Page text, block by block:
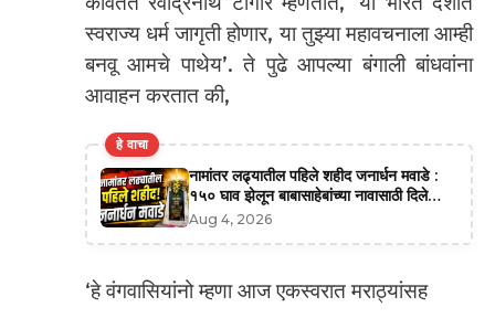
स्वराज्य धर्म जागृती होणार, या तुझ्या महावचनाला आम्ही
बनवू आमचे पाथेय’. ते पुढे आपल्या बंगाली बांधवांना
आवाहन करतात की,
हे वाचा
नामांतर लढ्यातील पहिले शहीद जनार्धन मवाडे :
१५० घाव झेलून बाबासाहेबांच्या नावासाठी दिले
बलिदान
Aug 4, 2026
‘हे वंगवासियांनो म्हणा आज एकस्वरात मराठ्यांसह